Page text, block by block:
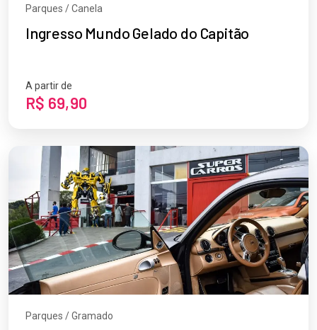
Parques / Canela
Ingresso Mundo Gelado do Capitão
A partir de
R$ 69,90
Parques / Gramado